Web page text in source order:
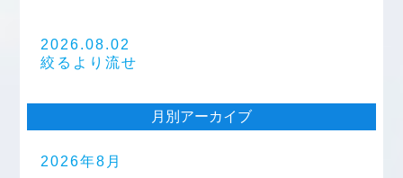
2026.08.02
絞るより流せ
月別アーカイブ
2026年8月